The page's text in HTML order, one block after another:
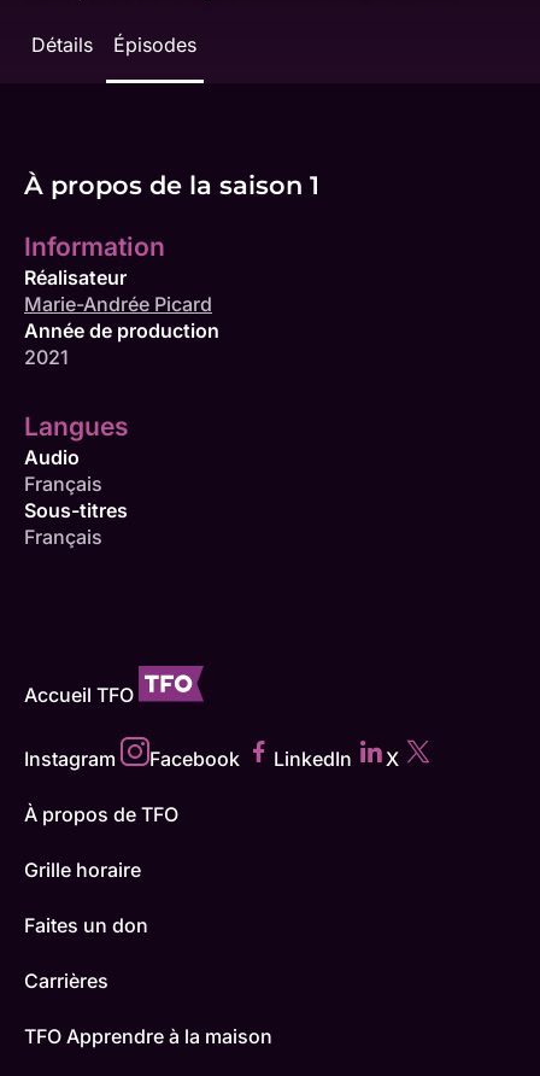
Détails Épisodes
À propos de la saison 1
Information
Réalisateur
Marie-Andrée Picard
Année de production
2021
Langues
Audio
Français
Sous-titres
Français
Accueil TFO
Instagram Facebook LinkedIn X
À propos de TFO
Grille horaire
Faites un don
Carrières
TFO Apprendre à la maison